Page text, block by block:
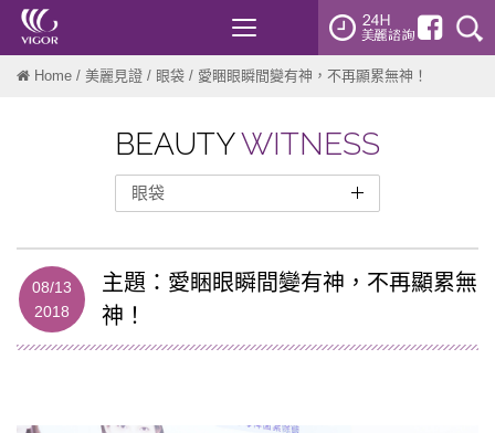
Toggle
navigation
Home / 美麗見證 / 眼袋 / 愛睏眼瞬間變有神，不再顯累無神！
眼袋
曼陀女王波
開眼頭
BEAUTYWITNESS
08/13
2018
主題：愛睏眼瞬間變有神，不再顯累無
神！